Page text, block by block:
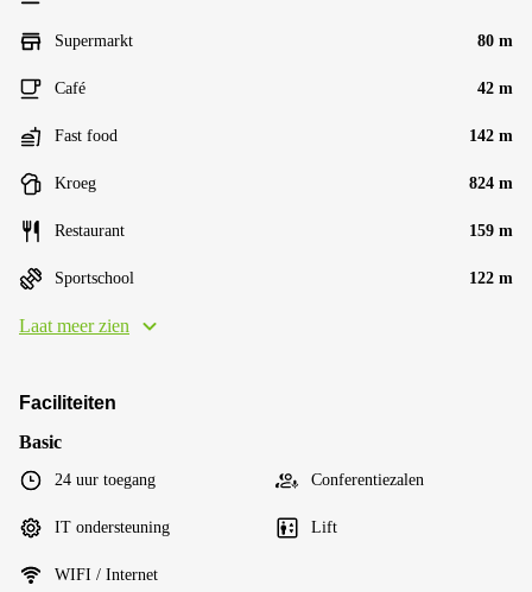
Supermarkt 80 m
Café 42 m
Fast food 142 m
Kroeg 824 m
Restaurant 159 m
Sportschool 122 m
Laat meer zien
Faciliteiten
Basic
24 uur toegang Conferentiezalen
IT ondersteuning Lift
WIFI / Internet